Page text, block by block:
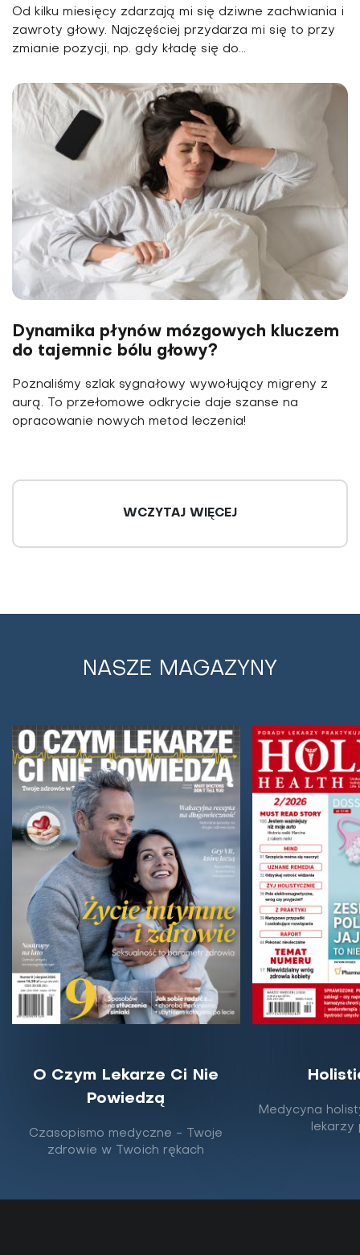
Od kilku miesięcy zdarzają mi się dziwne zachwiania i
zawroty głowy. Najczęściej przydarza mi się to przy
zmianie pozycji, np. gdy kładę się do...
Dynamika płynów mózgowych kluczem
do tajemnic bólu głowy?
Poznaliśmy szlak sygnałowy wywołujący migreny z
aurą. To przełomowe odkrycie daje szanse na
opracowanie nowych metod leczenia!
leków przeciwbólowych. Jest szansa dla
cierpiących na migreny
Przewlekłe stosowanie leków przeciwbólowych na
własną rękę może doprowadzić do uzależnienia i
wystąpienia tzw. bólów głowy z odbicia. Niedawno...
Skąd bierze się migrena i jak sobie z
nią radzić?
WCZYTAJ WIĘCEJ
NASZE MAGAZYNY
O Czym Lekarze Ci Nie
Powiedzą
Czasopismo medyczne - Twoje
zdrowie w Twoich rękach
Medycyna
lekarzy